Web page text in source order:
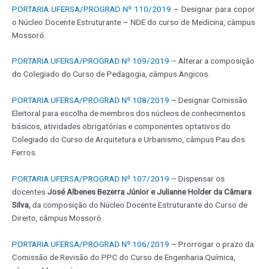
PORTARIA UFERSA/PROGRAD Nº 110/2019 – Designar para copor
o Núcleo Docente Estruturante – NDE do curso de Medicina, câmpus
Mossoró.
PORTARIA UFERSA/PROGRAD Nº 109/2019 – Alterar a composição
do Colegiado do Curso de Pedagogia, câmpus Angicos.
PORTARIA UFERSA/PROGRAD Nº 108/2019 – Designar Comissão
Eleitoral para escolha de membros dos núcleos de conhecimentos
básicos, atividades obrigatórias e componentes optativos do
Colegiado do Curso de Arquitetura e Urbanismo, câmpus Pau dos
Ferros.
PORTARIA UFERSA/PROGRAD Nº 107/2019 – Dispensar os
docentesJosé Albenes Bezerra Júnior e Julianne Holder da Câmara
Silva,da composição do Núcleo Docente Estruturante do Curso de
Direito, câmpus Mossoró.
PORTARIA UFERSA/PROGRAD Nº 106/2019 – Prorrogar o prazo da
Comissão de Revisão do PPC do Curso de Engenharia Química,